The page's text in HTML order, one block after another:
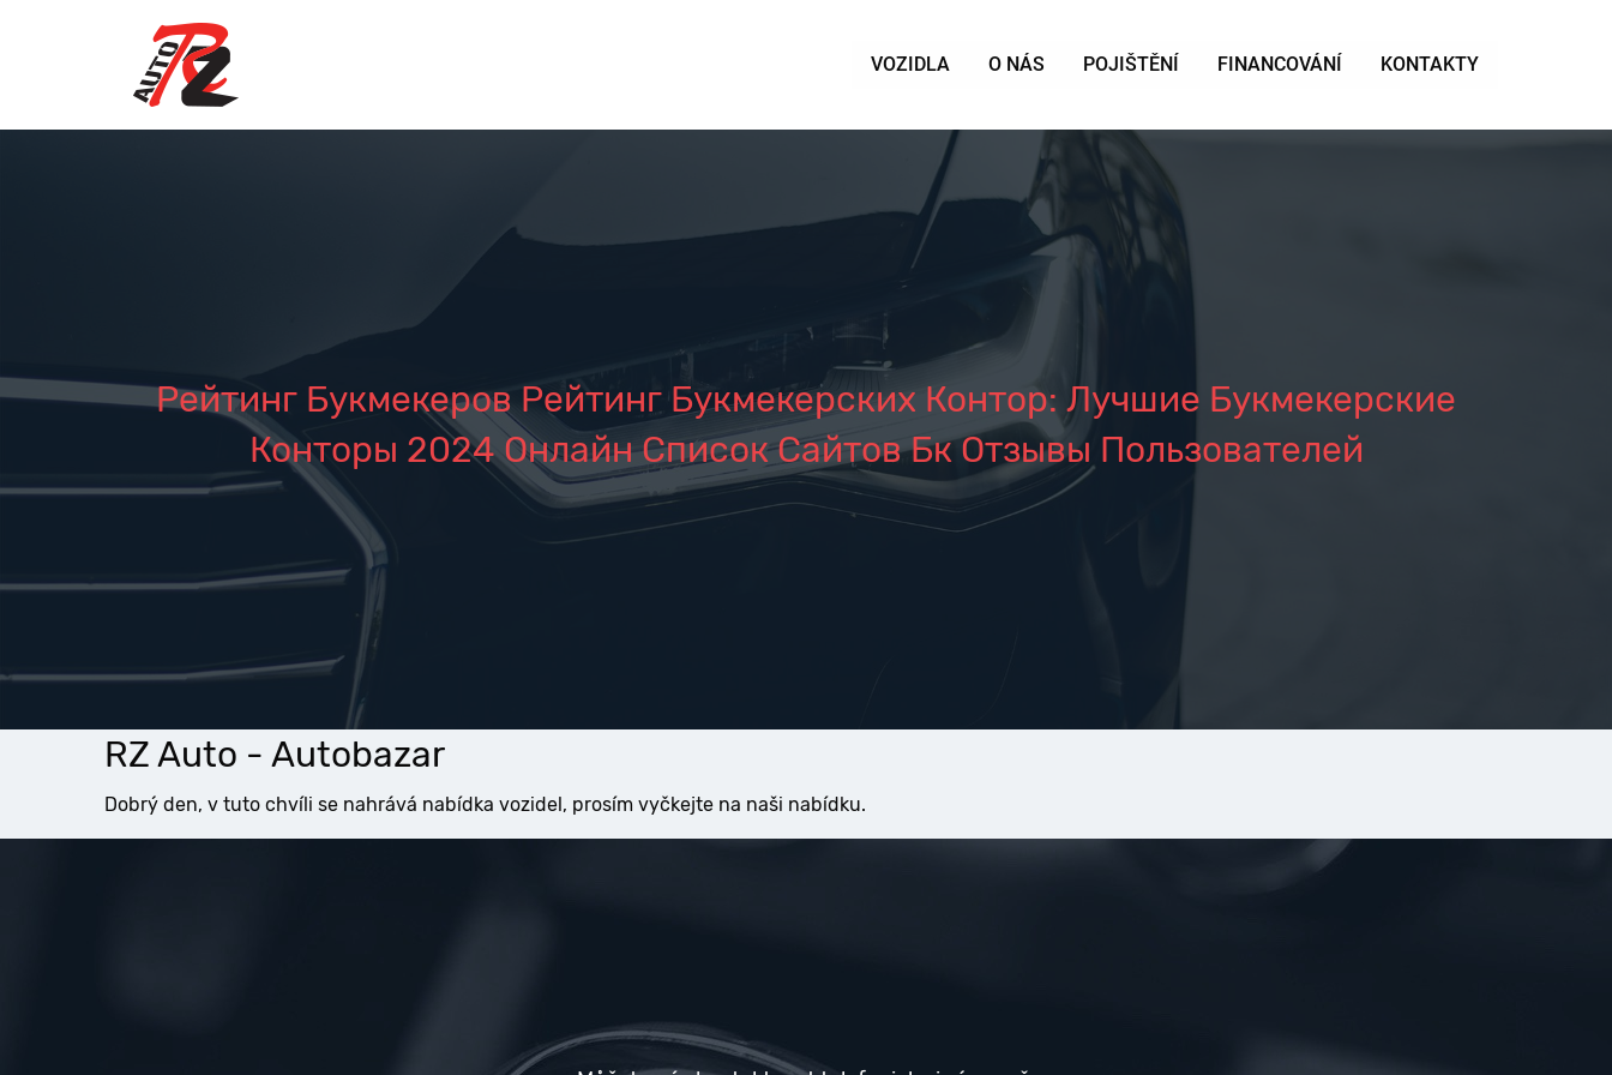
VOZIDLA O NÁS POJIŠTĚNÍ FINANCOVÁNÍ KONTAKTY
Рейтинг Букмекеров Рейтинг Букмекерских Контор: Лучшие Букмекерские
Конторы 2024 Онлайн Список Сайтов Бк Отзывы Пользователей
RZ Auto - Autobazar
Dobrý den, v tuto chvíli se nahrává nabídka vozidel, prosím vyčkejte na naši nabídku.